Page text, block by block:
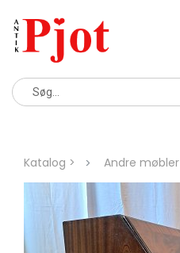
Katalog > Andre møbler